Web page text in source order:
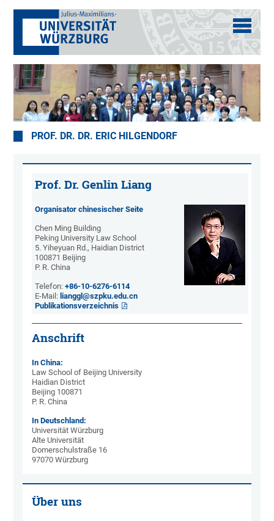
PROF. DR. DR. ERIC HILGENDORF
Prof. Dr. Genlin Liang
Organisator chinesischer Seite
Chen Ming Building
Peking University Law School
5. Yiheyuan Rd., Haidian District
100871 Beijing
P. R. China
Telefon:+86-10-6276-6114
E-Mail: lianggl@szpku.edu.cn
Publikationsverzeichnis
Anschrift
In China:
Law School of Beijing University
Haidian District
Beijing 100871
P. R. China
In Deutschland:
Universität Würzburg
Alte Universität
Domerschulstraße 16
97070 Würzburg
Über uns